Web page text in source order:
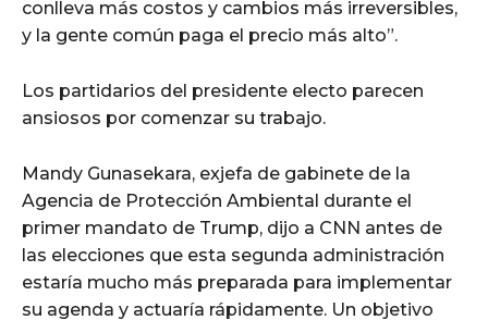
conlleva más costos y cambios más irreversibles,
y la gente común paga el precio más alto”.
Los partidarios del presidente electo parecen
ansiosos por comenzar su trabajo.
Mandy Gunasekara, exjefa de gabinete de la
Agencia de Protección Ambiental durante el
primer mandato de Trump, dijo a CNN antes de
las elecciones que esta segunda administración
estaría mucho más preparada para implementar
su agenda y actuaría rápidamente. Un objetivo